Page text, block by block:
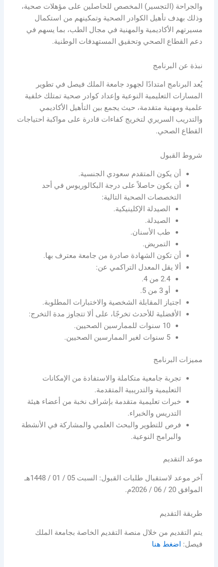
والجراحة (التجسير) المخصص للحاصلين على مؤهلات صحية،
وذلك بهدف تأهيل الكوادر الصحية وتمكينهم من استكمال
مسيرتهم الأكاديمية والمهنية في مجال الطب، بما يسهم في
دعم القطاع الصحي وتحقيق المستهدفات الوطنية.
نبذة عن البرنامج
يُعد البرنامج امتدادًا لجهود جامعة الملك فيصل في تطوير
المسارات التعليمية النوعية وإعداد كوادر صحية تمتلك خلفية
علمية ومهنية متقدمة، حيث يجمع بين التأهيل الأكاديمي
والتدريب السريري لتخريج كفاءات قادرة على مواكبة احتياجات
القطاع الصحي.
شروط القبول
أن يكون المتقدم سعودي الجنسية.
أن يكون حاصلاً على درجة البكالوريوس في أحد
التخصصات الصحية التالية:
الصيدلة الإكلينيكية.
الصيدلة.
طب الأسنان.
التمريض.
أن تكون الشهادة صادرة من جامعة معترف بها.
ألا يقل المعدل التراكمي عن:
2.4 من 4.
أو 3 من 5.
اجتياز المقابلة الشخصية والاختبارات المطلوبة.
الأفضلية للأحدث تخرجًا، على ألا تتجاوز مدة التخرج:
10 سنوات للممارسين الصحيين.
5 سنوات لغير الممارسين الصحيين.
مميزات البرنامج
تجربة جامعية متكاملة والاستفادة من الإمكانات
التعليمية والتدريبية المتقدمة.
خبرات تعليمية متقدمة بإشراف نخبة من أعضاء هيئة
التدريس والخبراء.
فرص للتطوير والبحث العلمي والمشاركة في الأنشطة
والبرامج النوعية.
موعد التقديم
آخر موعد لاستقبال طلبات القبول: السبت 05 / 01 / 1448هـ
الموافق 20 / 06 / 2026م.
طريقة التقديم
يتم التقديم من خلال منصة التقديم الخاصة بجامعة الملك
فيصل: اضغط هنا